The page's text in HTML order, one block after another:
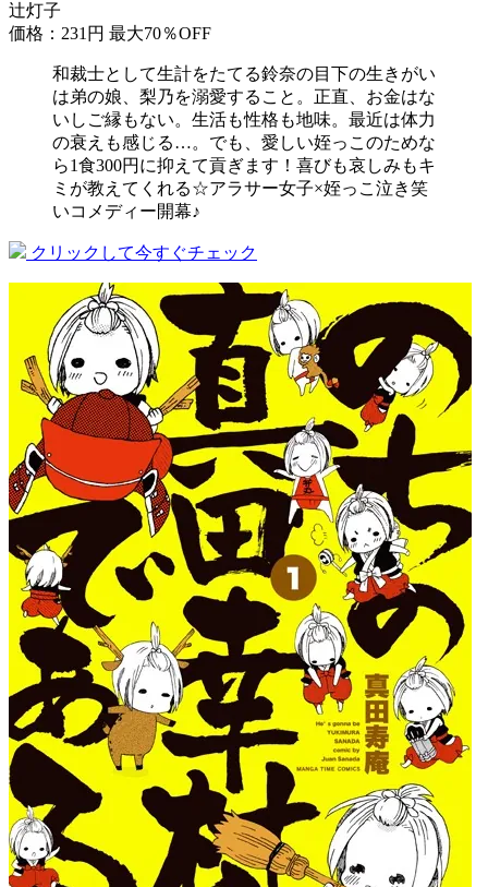
辻灯子
価格：231円 最大70％OFF
和裁士として生計をたてる鈴奈の目下の生きがい
は弟の娘、梨乃を溺愛すること。正直、お金はな
いしご縁もない。生活も性格も地味。最近は体力
の衰えも感じる…。でも、愛しい姪っこのためな
ら1食300円に抑えて貢ぎます！喜びも哀しみもキ
ミが教えてくれる☆アラサー女子×姪っこ泣き笑
いコメディー開幕♪
クリックして今すぐチェック